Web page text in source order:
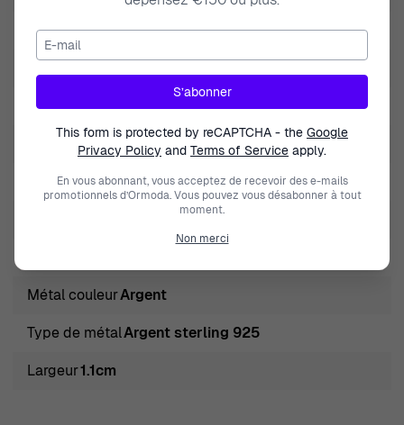
MarqueOrphelia
GenreFemmes
FermeturePoussette
Couleur des pierresBlanc
Boucle d'oreille
Métal couleurArgent
Type de métalArgent sterling 925
Largeur1.1cm
E-mail
S’abonner
This form is protected by reCAPTCHA - the Google
Privacy Policy and Terms of Service apply.
En vous abonnant, vous acceptez de recevoir des e-mails
promotionnels d’Ormoda. Vous pouvez vous désabonner à tout
moment.
Non merci